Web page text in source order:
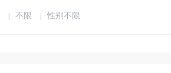
不限 性别不限